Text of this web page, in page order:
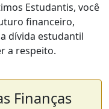
Estudantis, você
financeiro,
dívida estudantil
a respeito.
Finanças